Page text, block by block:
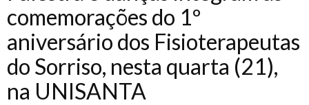
comemorações do 1º
aniversário dos Fisioterapeutas
do Sorriso, nesta quarta (21),
na UNISANTA